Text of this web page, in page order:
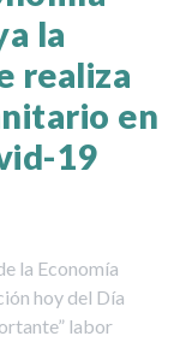
la
realiza
en
19
la Economía
hoy del Día
labor